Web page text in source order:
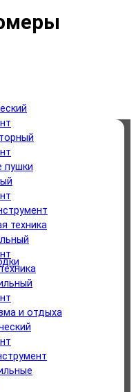
пушки
техника
и отдыха